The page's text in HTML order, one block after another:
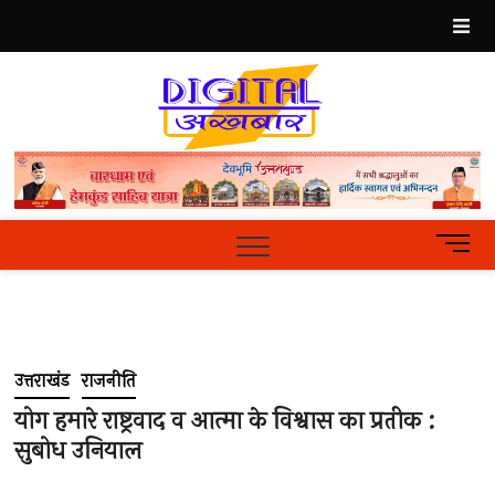
content
Hindi
News
PortalM
e
उत्तराखंड राजनीति
योग हमारे राष्ट्रवाद व आत्मा के विश्वास का प्रतीक :
सुबोध उनियाल